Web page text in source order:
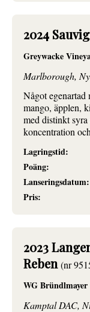
2024
Greywacke
Marlborough,
Något
mango, äpplen,
med distinkt
koncentration
Lagringstid:
Poäng:
Lanseringsdatum:
Pris:
2023
Reben(nr
WG Bründlmayer
Kamptal DAC,